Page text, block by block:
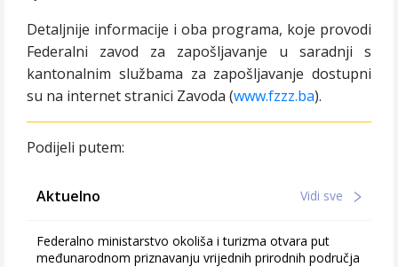
Detaljnije informacije i oba programa, koje provodi
Federalni zavod za zapošljavanje u saradnji s
kantonalnim službama za zapošljavanje dostupni
su na internet stranici Zavoda (www.fzzz.ba).
Podijeli putem:
Aktuelno Vidi sve
Federalno ministarstvo okoliša i turizma otvara put
međunarodnom priznavanju vrijednih prirodnih područja